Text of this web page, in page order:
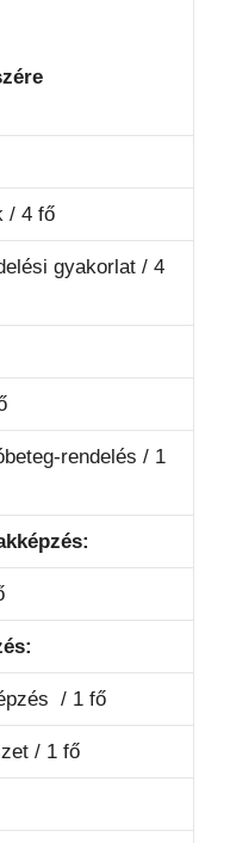
/ 4 fő
gyakorlat / 4
rendelés / 1
/ 1 fő
/ 1 fő